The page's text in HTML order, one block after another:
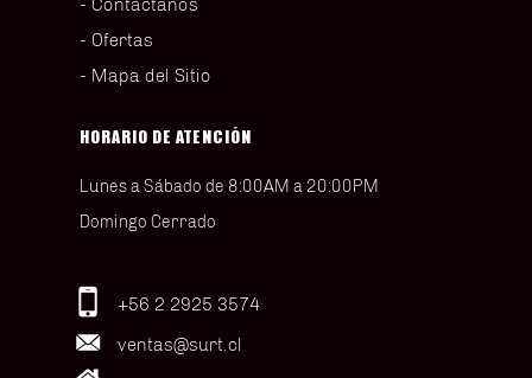
Contáctanos
Ofertas
Mapa del Sitio
HORARIO DE ATENCIÓN
Lunes a Sábado de 8:00AM a 20:00PM
Domingo Cerrado
+56 2 2925 3574
ventas@surt.cl